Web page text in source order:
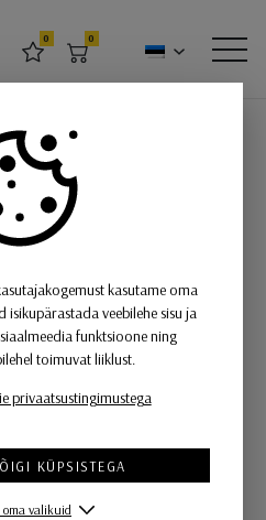
LEMMIKUD
0
OSTUKORV
0
Poma,
Poma, E27
kasutame oma
isikupärastada veebilehe sisu ja
funktsioone ning
toimuvat liiklust.
privaatsustingimustega
KÜPSISTEGA
valikuid